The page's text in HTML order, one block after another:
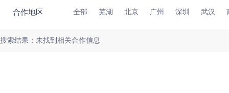
合作地区 全部 芜湖 北京 广州 深圳 武汉
搜索结果：未找到相关合作信息